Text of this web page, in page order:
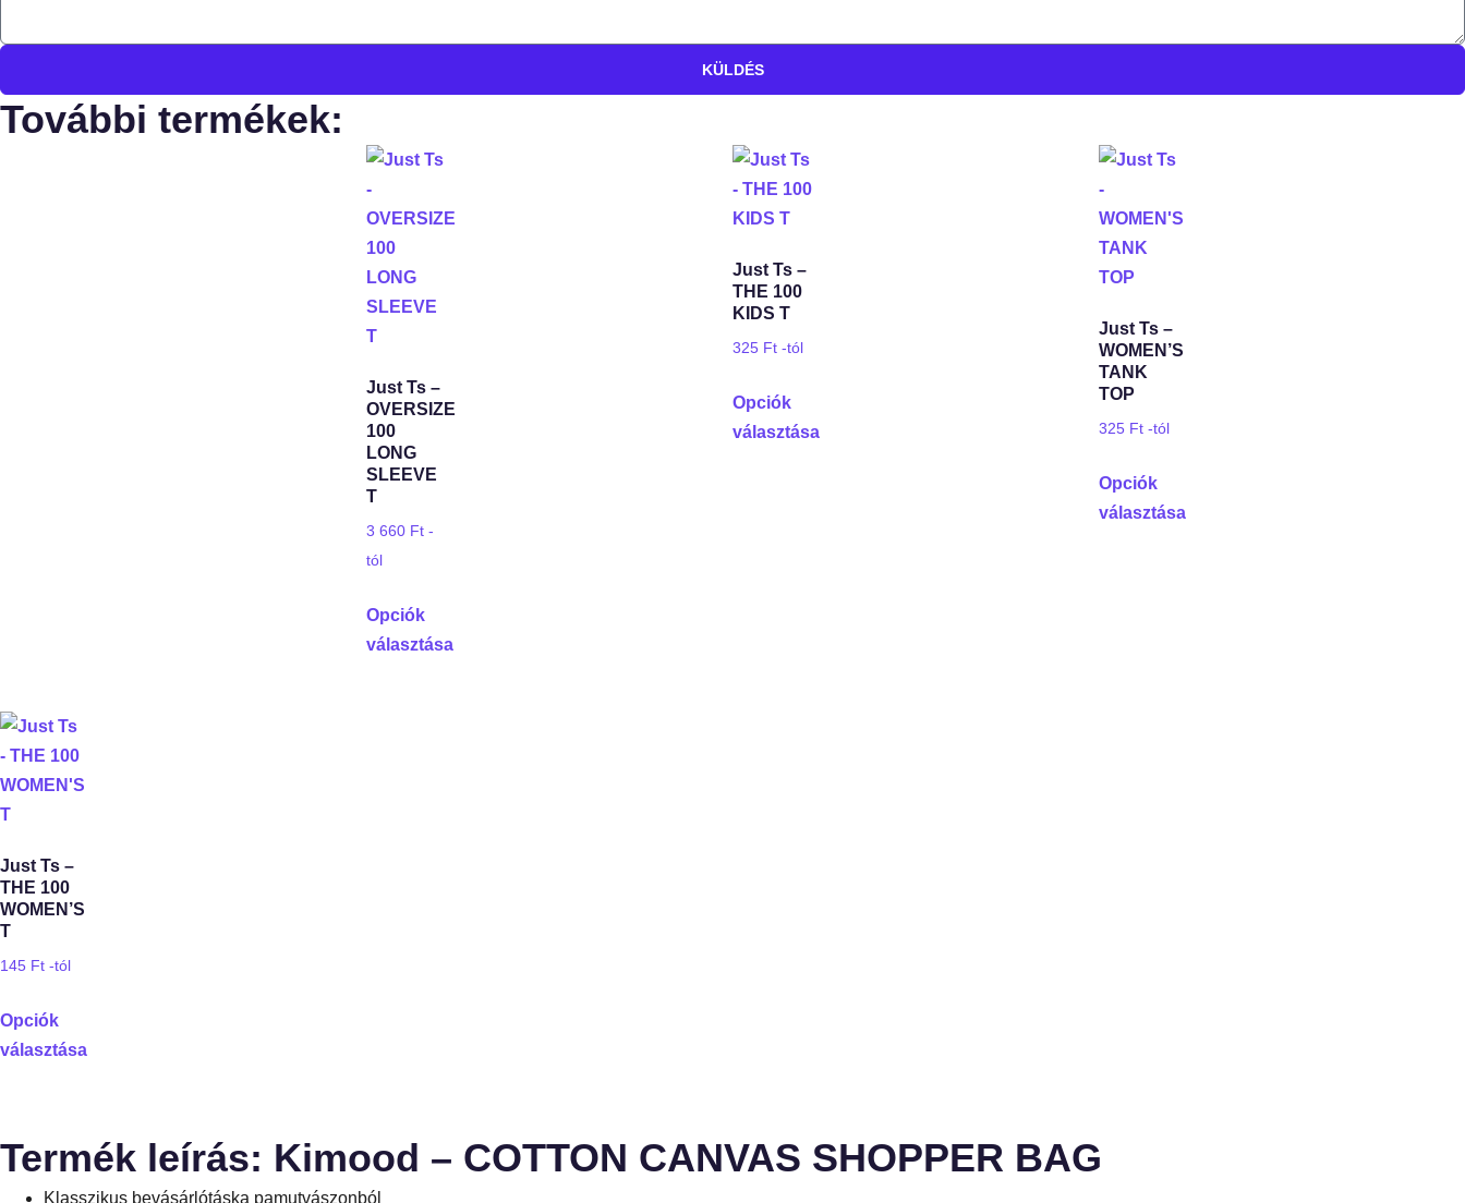
KÜLDÉS
További termékek:
Just Ts –
OVERSIZE
100
LONG
SLEEVE
T
3 660 Ft -
tól
Opciók
választása
Just Ts –
THE 100
KIDS T
325 Ft -tól
Opciók
választása
Just Ts –
WOMEN’S
TANK
TOP
325 Ft -tól
Opciók
választása
Just Ts –
THE 100
WOMEN’S
T
145 Ft -tól
Opciók
választása
Termék leírás: Kimood – COTTON CANVAS SHOPPER BAG
Klasszikus bevásárlótáska pamutvászonból